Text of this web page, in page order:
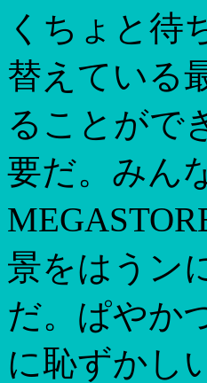
くちょと待
替えている
ることがで
要だ。みん
景をはうン
だ。ぱやか
に恥ずかし